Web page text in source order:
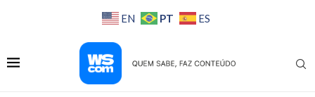
EN PT ES